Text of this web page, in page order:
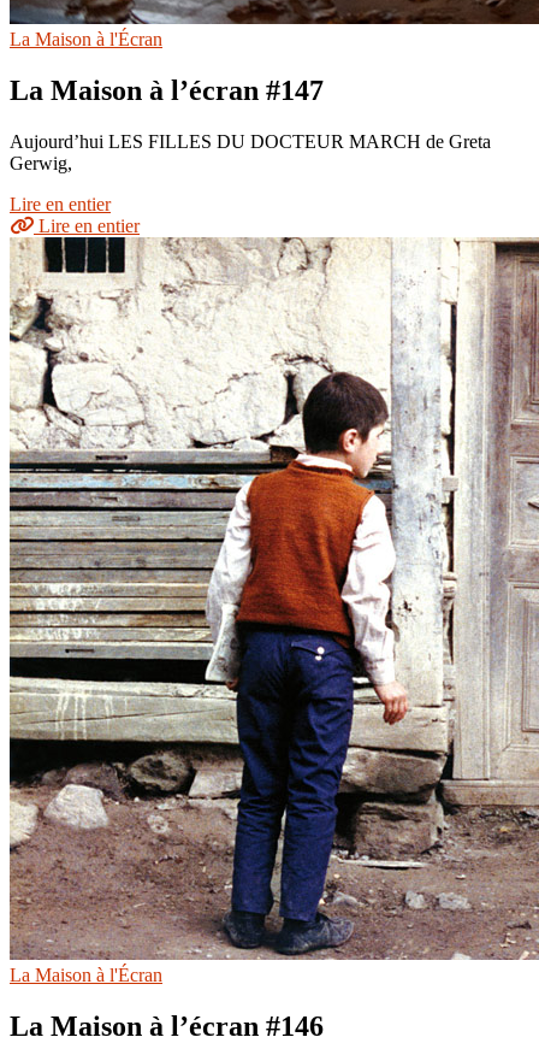
La Maison à l'Écran
La Maison à l’écran #147
Aujourd’hui LES FILLES DU DOCTEUR MARCH de Greta
Gerwig,
Lire en entier
Lire en entier
La Maison à l'Écran
La Maison à l’écran #146